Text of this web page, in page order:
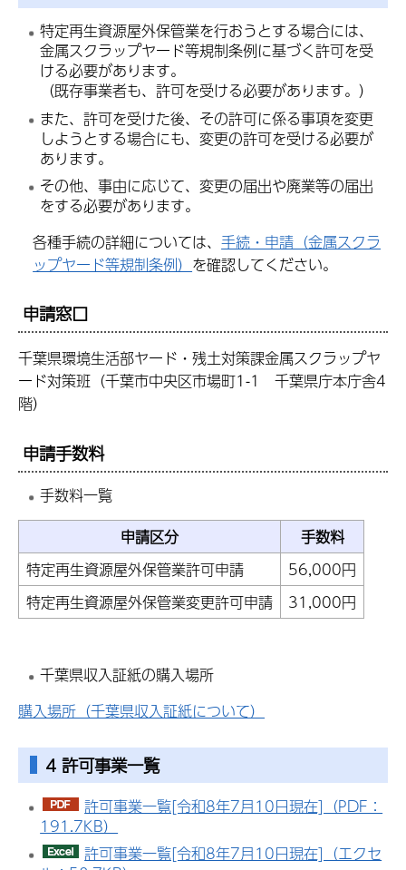
特定再生資源屋外保管業を行おうとする場合には、
金属スクラップヤード等規制条例に基づく許可を受
ける必要があります。
（既存事業者も、許可を受ける必要があります。）
また、許可を受けた後、その許可に係る事項を変更
しようとする場合にも、変更の許可を受ける必要が
あります。
その他、事由に応じて、変更の届出や廃業等の届出
をする必要があります。
各種手続の詳細については、手続・申請（金属スクラ
ップヤード等規制条例） を確認してください。
申請窓口
千葉県環境生活部ヤード・残土対策課金属スクラップヤ
ード対策班（千葉市中央区市場町1-1 千葉県庁本庁舎4
階）
申請手数料
手数料一覧
申請区分
手数料
特定再生資源屋外保管業許可申請
56,000円
特定再生資源屋外保管業変更許可申請
31,000円
千葉県収入証紙の購入場所
購入場所（千葉県収入証紙について）
4 許可事業一覧
許可事業一覧[令和8年7月10日現在]（PDF：
191.7KB）
許可事業一覧[令和8年7月10日現在]（エクセ